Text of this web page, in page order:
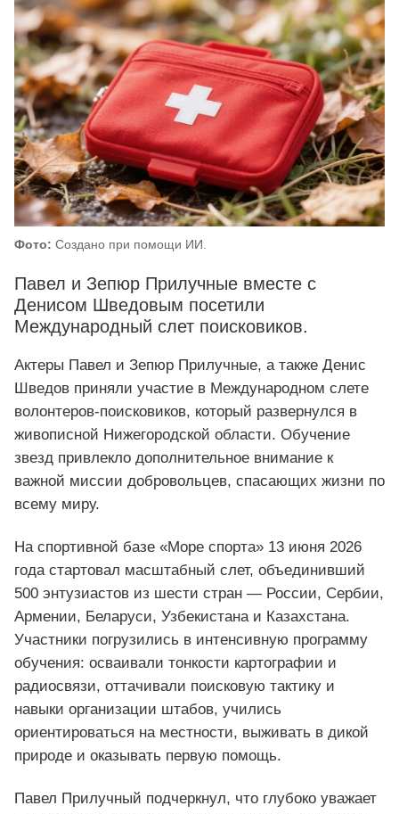
Фото: Создано при помощи ИИ.
Павел и Зепюр Прилучные вместе с
Денисом Шведовым посетили
Международный слет поисковиков.
Актеры Павел и Зепюр Прилучные, а также Денис
Шведов приняли участие в Международном слете
волонтеров‑поисковиков, который развернулся в
живописной Нижегородской области. Обучение
звезд привлекло дополнительное внимание к
важной миссии добровольцев, спасающих жизни по
всему миру.
На спортивной базе «Море спорта» 13 июня 2026
года стартовал масштабный слет, объединивший
500 энтузиастов из шести стран — России, Сербии,
Армении, Беларуси, Узбекистана и Казахстана.
Участники погрузились в интенсивную программу
обучения: осваивали тонкости картографии и
радиосвязи, оттачивали поисковую тактику и
навыки организации штабов, учились
ориентироваться на местности, выживать в дикой
природе и оказывать первую помощь.
Павел Прилучный подчеркнул, что глубоко уважает